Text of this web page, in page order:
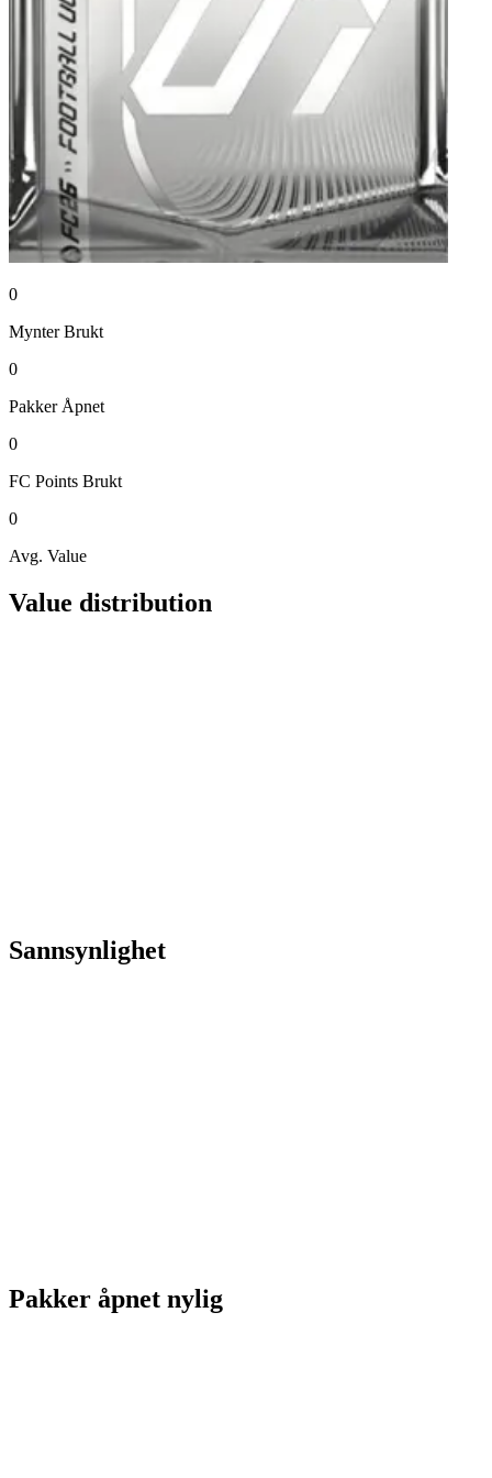
0
Mynter Brukt
0
Pakker Åpnet
0
FC Points Brukt
0
Avg. Value
Value distribution
Sannsynlighet
Pakker åpnet nylig